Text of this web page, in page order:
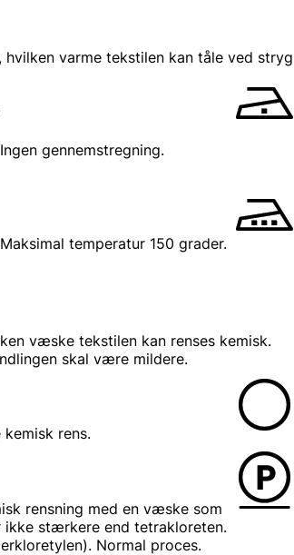
varme tekstilen kan tåle ved
Ingen gennemstregning.
Maksimal temperatur 150 grader.
væske tekstilen kan renses kemisk.
skal være mildere.
kemisk rens.
rensning med en væske som
end tetrakloreten.
Normal proces.
Er